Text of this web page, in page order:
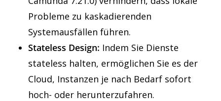
Probleme zu kaskadierenden
Systemausfällen führen.
Stateless Design: Indem Sie Dienste
stateless halten, ermöglichen Sie es der
Cloud, Instanzen je nach Bedarf sofort
hoch- oder herunterzufahren.